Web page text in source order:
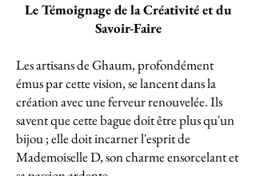
Le Témoignage de la Créativité et du
Savoir-Faire
Les artisans de Ghaum, profondément
émus par cette vision, se lancent dans la
création avec une ferveur renouvelée. Ils
savent que cette bague doit être plus qu'un
bijou ; elle doit incarner l'esprit de
Mademoiselle D, son charme ensorcelant et